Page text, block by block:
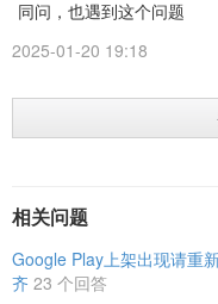
同问，也遇到这个问题
2025-01-20 19:18
相关问题
Google Play上架出现请重
齐 23 个回答